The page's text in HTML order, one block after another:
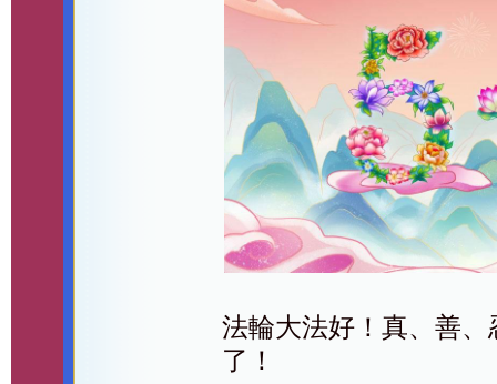
法輪大法好！真、善
了！